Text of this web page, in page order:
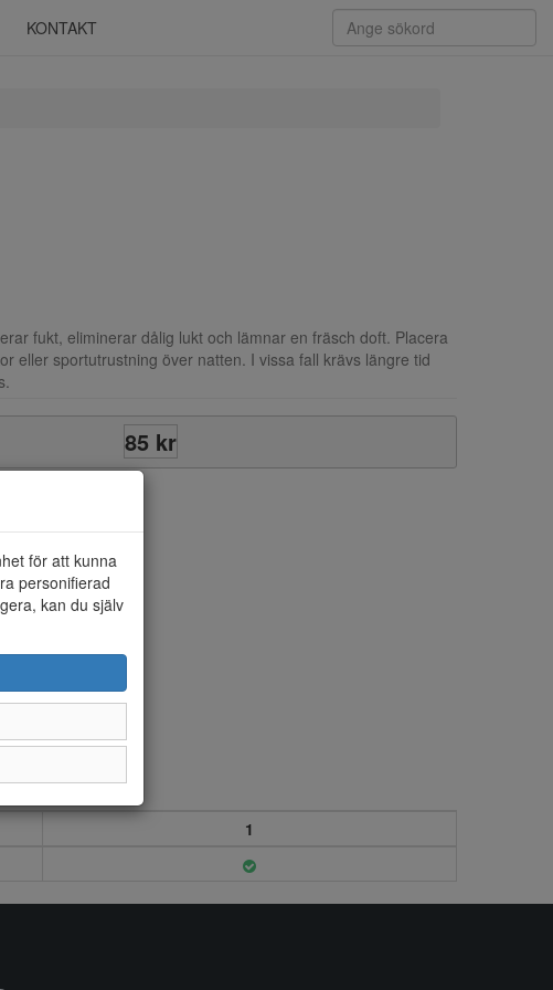
KONTAKT
fukt, eliminerar dålig lukt och lämnar en fräsch doft. Placera
eller sportutrustning över natten. I vissa fall krävs längre tid
85 kr
1
för att kunna
personifierad
kan du själv